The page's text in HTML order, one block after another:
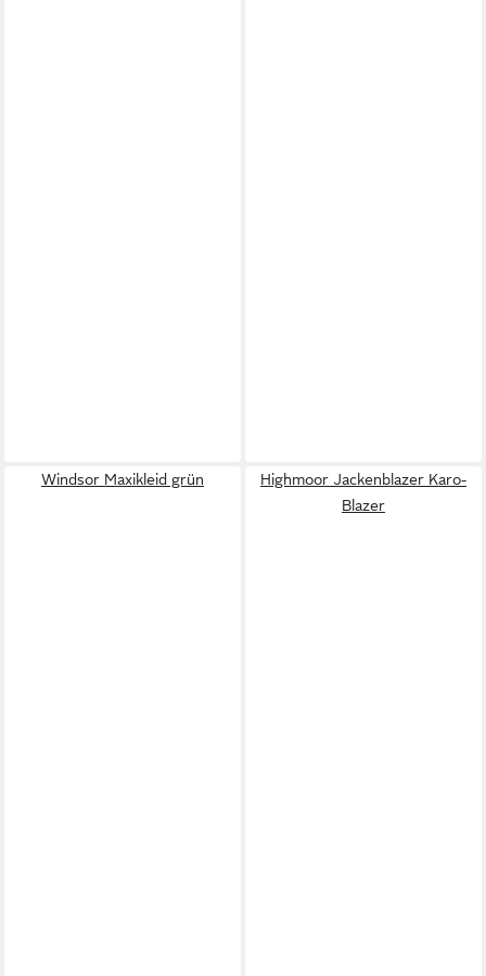
Windsor Maxikleid grün
Highmoor Jackenblazer Karo-
Blazer